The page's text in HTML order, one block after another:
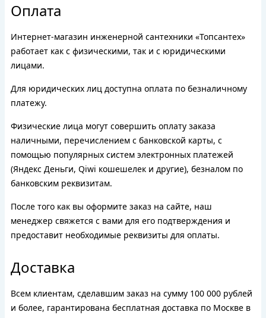
Оплата
Интернет-магазин инженерной сантехники «Топсантех»
работает как с физическими, так и с юридическими
лицами.
Для юридических лиц доступна оплата по безналичному
платежу.
Физические лица могут совершить оплату заказа
наличными, перечислением с банковской карты, с
помощью популярных систем электронных платежей
(Яндекс Деньги, Qiwi кошешелек и другие), безналом по
банковским реквизитам.
После того как вы оформите заказ на сайте, наш
менеджер свяжется с вами для его подтверждения и
предоставит необходимые реквизиты для оплаты.
Доставка
Всем клиентам, сделавшим заказ на сумму 100 000 рублей
и более, гарантирована бесплатная доставка по Москве в